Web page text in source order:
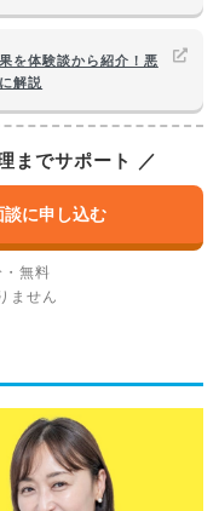
を体験談から紹介！悪
解説
までサポート ／
談に申し込む
無料
ません